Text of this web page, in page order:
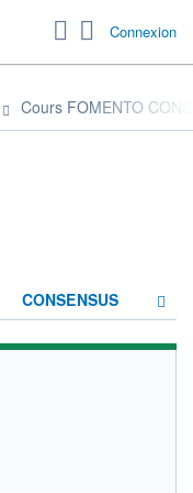
Connexion
Cours FOMENTO
CONSENSUS